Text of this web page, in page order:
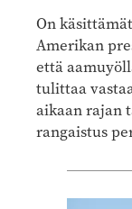
On
Amerikan
että
tulittaa
aikaan rajan
rangaistus